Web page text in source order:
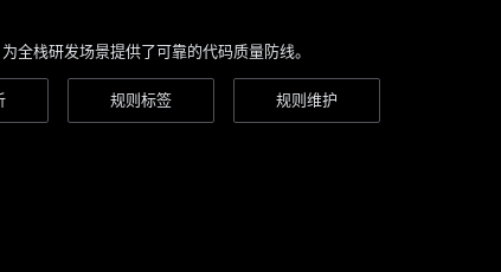
全栈研发场景提供了可靠的代码质量防线。
规则标签 规则维护